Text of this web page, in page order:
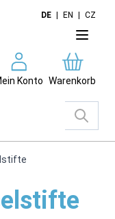
DE EN CZ
Konto Warenkorb